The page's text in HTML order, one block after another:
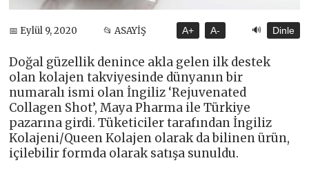
📅 Eylül 9, 2020 📂 ASAYİŞ A+ A- 🔊 Dinle
Doğal güzellik denince akla gelen ilk destek
olan kolajen takviyesinde dünyanın bir
numaralı ismi olan İngiliz ‘Rejuvenated
Collagen Shot’, Maya Pharma ile Türkiye
pazarına girdi. Tüketiciler tarafından İngiliz
Kolajeni/Queen Kolajen olarak da bilinen ürün,
içilebilir formda olarak satışa sunuldu.